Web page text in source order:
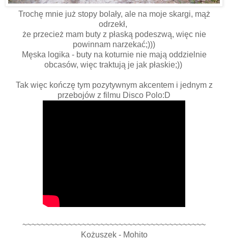
Trochę mnie już stopy bolały, ale na moje skargi, mąż
odrzekł,
że przecież mam buty z płaską podeszwą, więc nie
powinnam narzekać;)))
Męska logika - buty na koturnie nie mają oddzielnie
obcasów, więc traktują je jak płaskie;))
Tak więc kończę tym pozytywnym akcentem i jednym z
przebojów z filmu Disco Polo:D
~~~~~~~~~~~~~~~~~~~~~~~~~~~~~~~~~~~~~~~~
Kożuszek - Mohito